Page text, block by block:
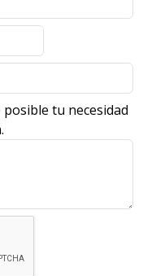
tu necesidad